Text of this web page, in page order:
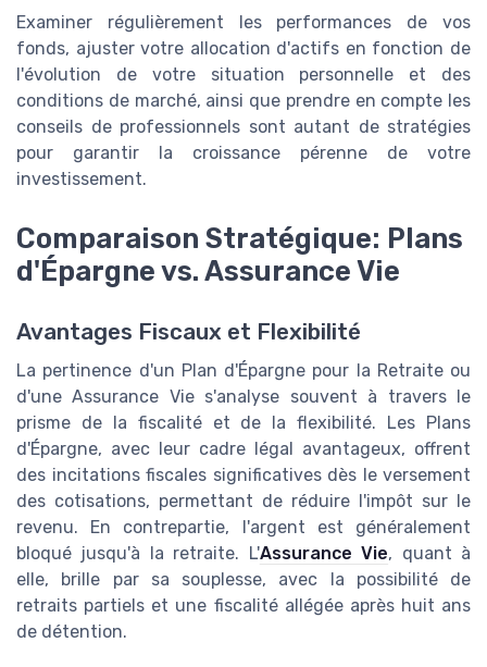
Examiner régulièrement les performances de vos
fonds, ajuster votre allocation d'actifs en fonction de
l'évolution de votre situation personnelle et des
conditions de marché, ainsi que prendre en compte les
conseils de professionnels sont autant de stratégies
pour garantir la croissance pérenne de votre
investissement.
Comparaison Stratégique: Plans
d'Épargne vs. Assurance Vie
Avantages Fiscaux et Flexibilité
La pertinence d'un Plan d'Épargne pour la Retraite ou
d'une Assurance Vie s'analyse souvent à travers le
prisme de la fiscalité et de la flexibilité. Les Plans
d'Épargne, avec leur cadre légal avantageux, offrent
des incitations fiscales significatives dès le versement
des cotisations, permettant de réduire l'impôt sur le
revenu. En contrepartie, l'argent est généralement
bloqué jusqu'à la retraite. L'Assurance Vie, quant à
elle, brille par sa souplesse, avec la possibilité de
retraits partiels et une fiscalité allégée après huit ans
de détention.